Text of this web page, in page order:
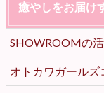
癒やしをお届け
SHOWROOMの
オトカワガールズ